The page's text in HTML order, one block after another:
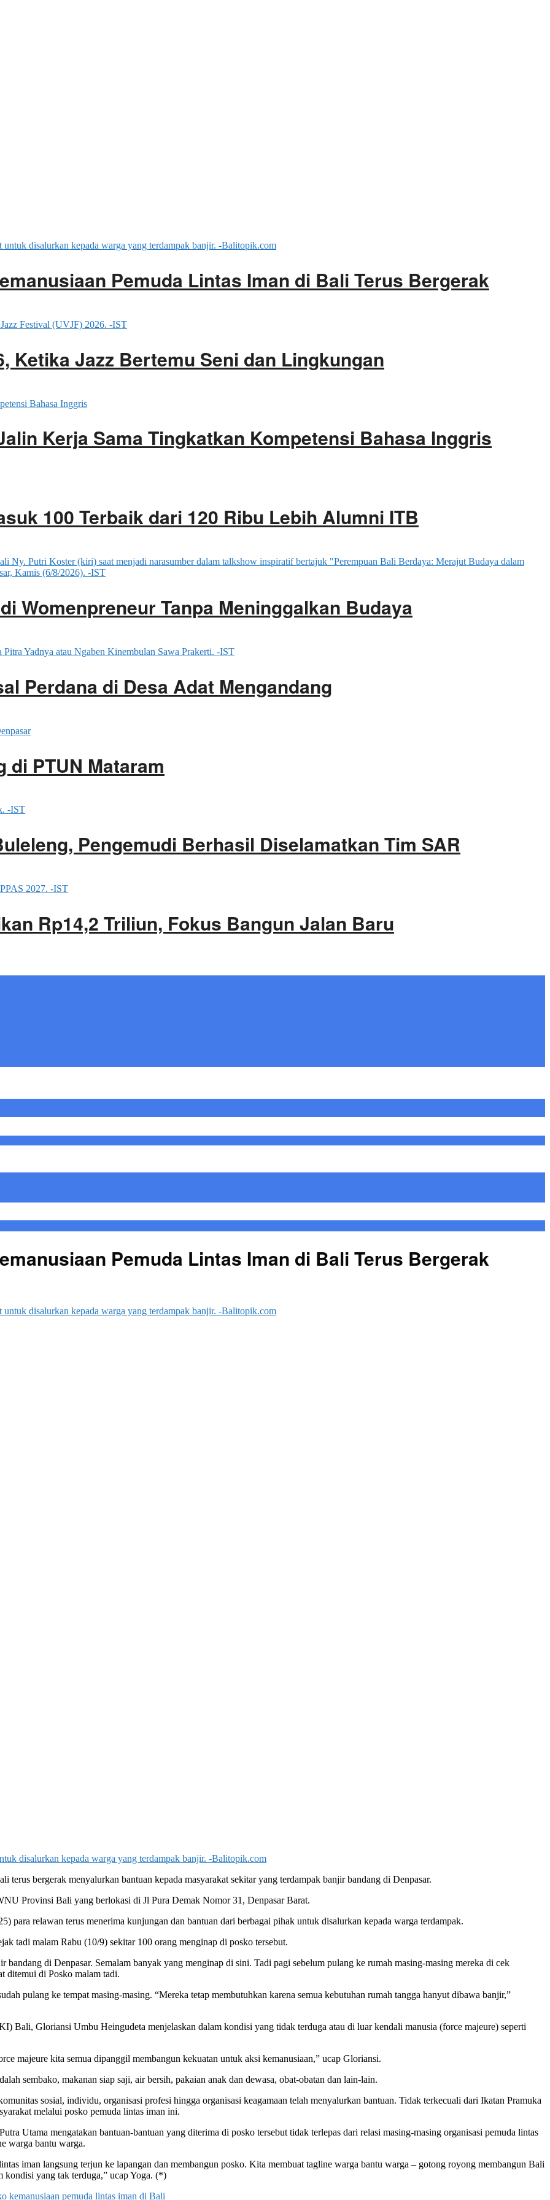
Pemuda Lintas Iman di Bali Terus Bergerak
Ketika Jazz Bertemu Seni dan Lingkungan
Kerja Sama Tingkatkan Kompetensi Bahasa Inggris
100 Terbaik dari 120 Ribu Lebih Alumni ITB
Womenpreneur Tanpa Meninggalkan Budaya
Perdana di Desa Adat Mengandang
di PTUN Mataram
Pengemudi Berhasil Diselamatkan Tim SAR
Rp14,2 Triliun, Fokus Bangun Jalan Baru
Pemuda Lintas Iman di Bali Terus Bergerak
disalurkan kepada warga yang terdampak banjir. -Balitopik.com
terus bergerak menyalurkan bantuan kepada masyarakat sekitar yang terdampak banjir bandang di Denpasar.
Provinsi Bali yang berlokasi di Jl Pura Demak Nomor 31, Denpasar Barat.
para relawan terus menerima kunjungan dan bantuan dari berbagai pihak untuk disalurkan kepada warga terdampak.
tadi malam Rabu (10/9) sekitar 100 orang menginap di posko tersebut.
di Denpasar. Semalam banyak yang menginap di sini. Tadi pagi sebelum pulang ke rumah masing-masing mereka di cek
ditemui di Posko malam tadi.
pulang ke tempat masing-masing. “Mereka tetap membutuhkan karena semua kebutuhan rumah tangga hanyut dibawa banjir,”
Bali, Gloriansi Umbu Heingudeta menjelaskan dalam kondisi yang tidak terduga atau di luar kendali manusia (force majeure) seperti
majeure kita semua dipanggil membangun kekuatan untuk aksi kemanusiaan,” ucap Gloriansi.
sembako, makanan siap saji, air bersih, pakaian anak dan dewasa, obat-obatan dan lain-lain.
sosial, individu, organisasi profesi hingga organisasi keagamaan telah menyalurkan bantuan. Tidak terkecuali dari Ikatan Pramuka
melalui posko pemuda lintas iman ini.
Utama mengatakan bantuan-bantuan yang diterima di posko tersebut tidak terlepas dari relasi masing-masing organisasi pemuda lintas
warga bantu warga.
iman langsung terjun ke lapangan dan membangun posko. Kita membuat tagline warga bantu warga – gotong royong membangun Bali
kondisi yang tak terduga,” ucap Yoga. (*)
kemanusiaan pemuda lintas iman di Bali